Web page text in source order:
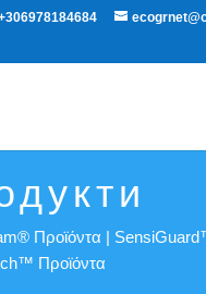
Προϊόντα |
Προϊόντα